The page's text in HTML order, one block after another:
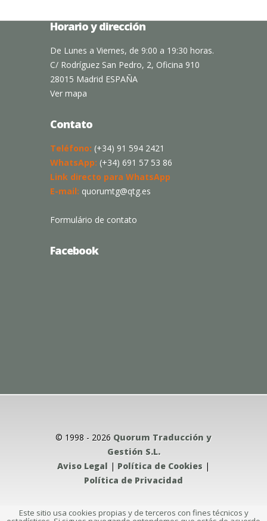
Horario y dirección
De Lunes a Viernes, de 9:00 a 19:30 horas.
C/ Rodríguez San Pedro, 2, Oficina 910
28015 Madrid ESPAÑA
Ver mapa
Contato
Teléfono: (+34) 91 594 2421
WhatsApp: (+34) 691 57 53 86
Link directo para WhatsApp
E-mail: quorumtg@qtg.es
Formulário de contato
Facebook
© 1998 - 2026 Quorum Traducción y
Gestión S.L.
Aviso Legal | Política de Cookies |
Política de Privacidad
Este sitio usa cookies propias y de terceros con fines técnicos y